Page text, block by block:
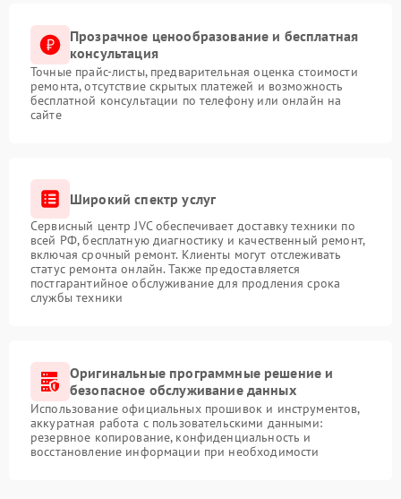
Прозрачное ценообразование и бесплатная
консультация
Точные прайс-листы, предварительная оценка стоимости
ремонта, отсутствие скрытых платежей и возможность
бесплатной консультации по телефону или онлайн на
сайте
Широкий спектр услуг
Сервисный центр JVC обеспечивает доставку техники по
всей РФ, бесплатную диагностику и качественный ремонт,
включая срочный ремонт. Клиенты могут отслеживать
статус ремонта онлайн. Также предоставляется
постгарантийное обслуживание для продления срока
службы техники
Оригинальные программные решение и
безопасное обслуживание данных
Использование официальных прошивок и инструментов,
аккуратная работа с пользовательскими данными:
резервное копирование, конфиденциальность и
восстановление информации при необходимости